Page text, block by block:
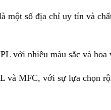
một số địa chỉ uy tín và
với nhiều màu sắc và hoa
và MFC, với sự lựa chọn